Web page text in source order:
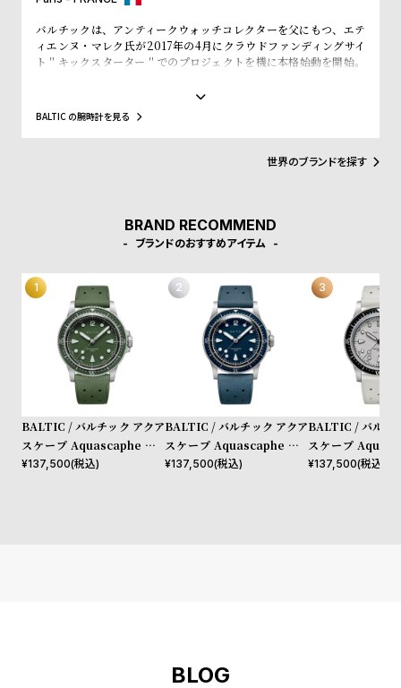
バルチックは、アンティークウォッチコレクターを父にもつ、エテ
ィエンヌ・マレク氏が2017年の4月にクラウドファンディングサイ
ト＂キックスターター＂でのプロジェクトを機に本格始動を開始。
200個の時計も45分で完売させるほどの勢いだ。バルチックのコレ
クションは、マレク氏の父が残したアンティークコレクションから
インスピレーションを得ていることが特徴。ラインナップされてい
る時計はいずれも絶妙な雰囲気を醸し出し、アンティークと見紛う
BALTIC の腕時計を見る
世界のブランドを探す
BRAND RECOMMEND
ブランドのおすすめアイテム
BALTIC / バルチック アクア
スケープ Aquascaphe MK
2 Green 39.5mm ラバース
¥137,500(税込)
BALTIC / バルチック アクア
スケープ Aquascaphe MK
2 Blue 37mm ラバーストラ
¥137,500(税込)
BALTIC / バルチ
スケープ
2 WarmSilver
¥137,500(税込)
BLOG